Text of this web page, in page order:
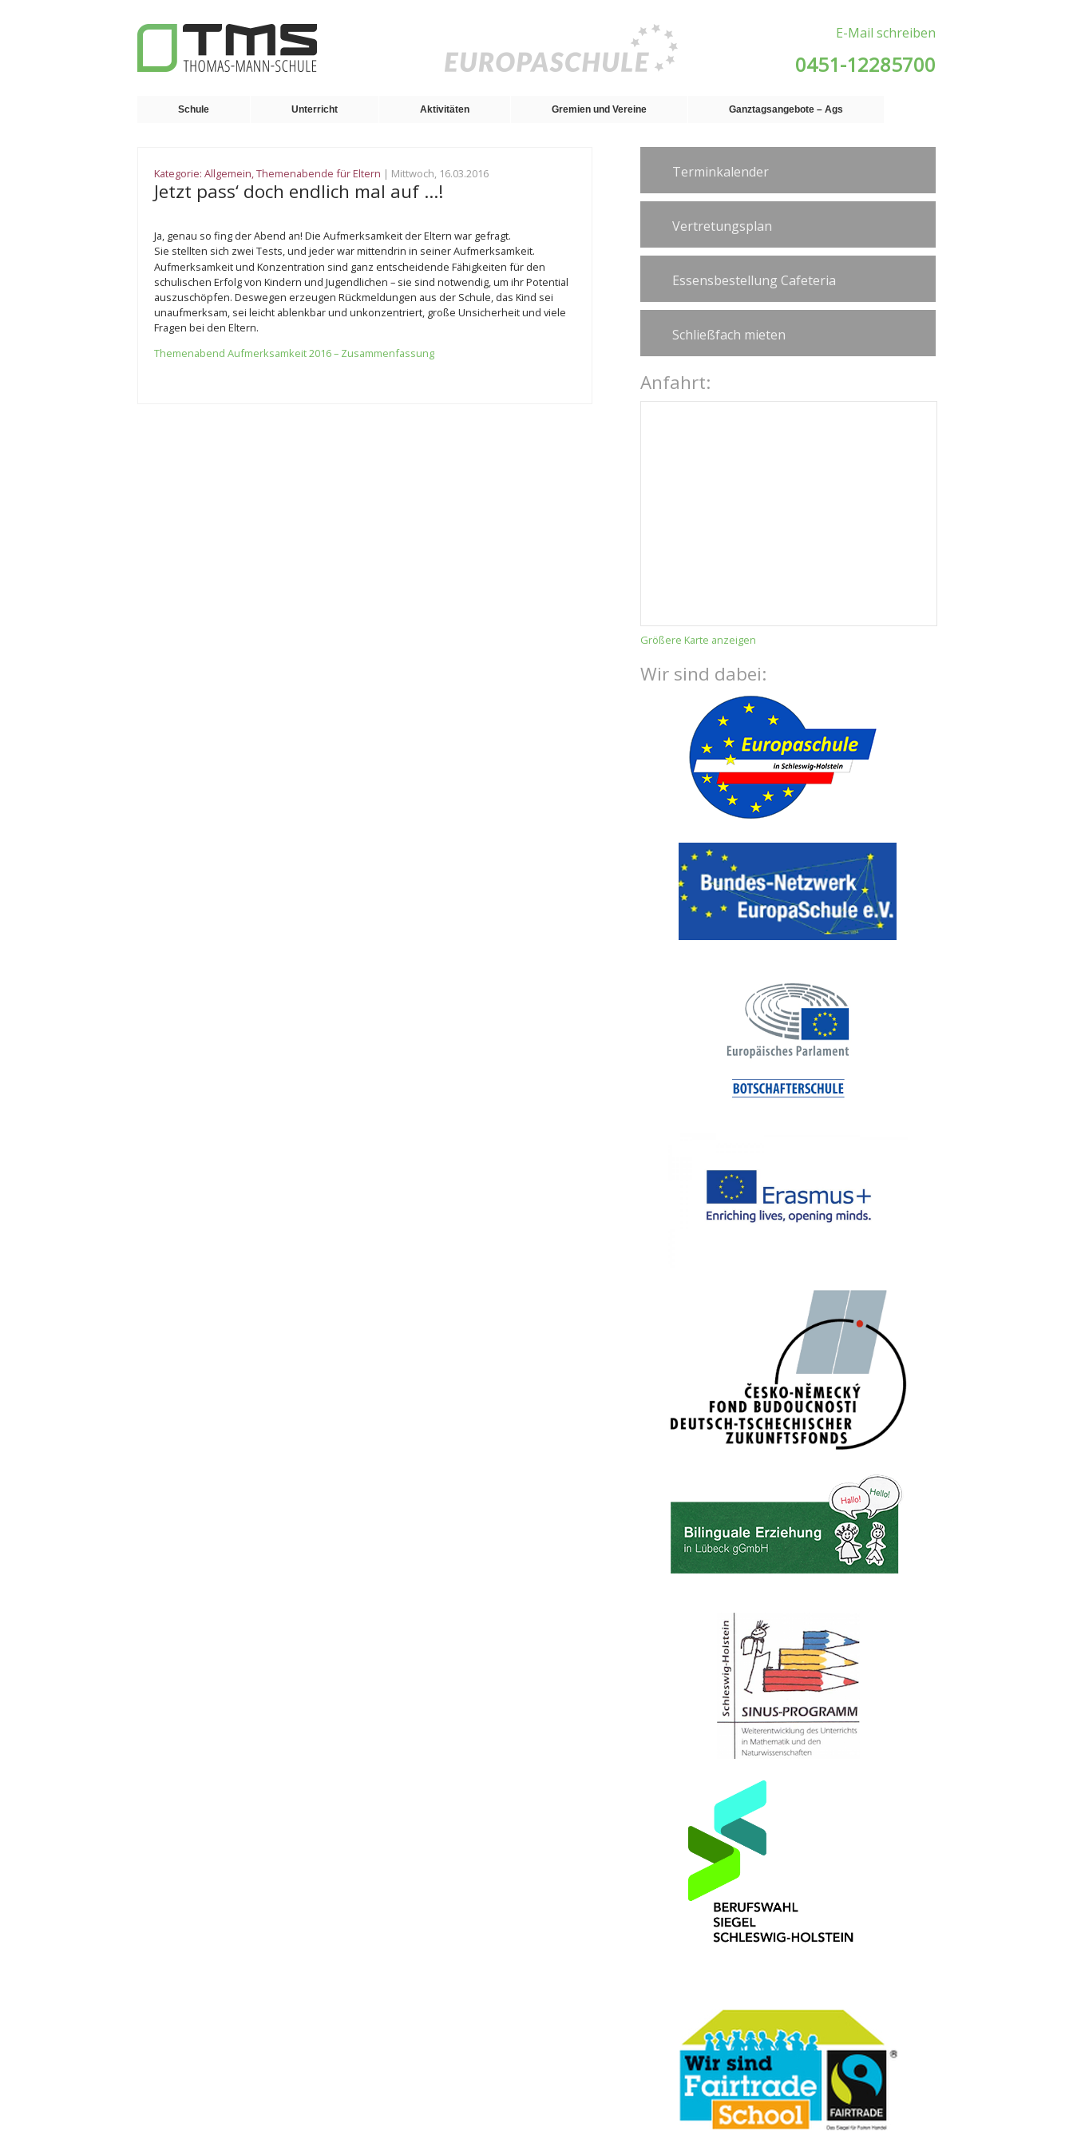
E-Mail schreiben
0451-12285700
Schule Unterricht Aktivitäten Gremien und Vereine Ganztagsangebote – Ags
Kategorie: Allgemein,Themenabende für Eltern | Mittwoch, 16.03.2016
Jetzt pass‘ doch endlich mal auf …!
Ja, genau so fing der Abend an! Die Aufmerksamkeit der Eltern war gefragt.
Sie stellten sich zwei Tests, und jeder war mittendrin in seiner Aufmerksamkeit.
Aufmerksamkeit und Konzentration sind ganz entscheidende Fähigkeiten für den
schulischen Erfolg von Kindern und Jugendlichen – sie sind notwendig, um ihr Potential
auszuschöpfen. Deswegen erzeugen Rückmeldungen aus der Schule, das Kind sei
unaufmerksam, sei leicht ablenkbar und unkonzentriert, große Unsicherheit und viele
Fragen bei den Eltern.
Themenabend Aufmerksamkeit 2016 – Zusammenfassung
Terminkalender
Vertretungsplan
Essensbestellung Cafeteria
Schließfach mieten
Anfahrt:
Größere Karte anzeigen
Wir sind dabei: